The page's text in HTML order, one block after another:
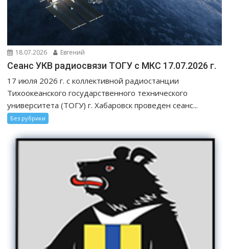
18.07.2026 Евгений
Сеанс УКВ радиосвязи ТОГУ с МКС 17.07.2026 г.
17 июля 2026 г. с коллективной радиостанции
Тихоокеанского государственного технического
университета (ТОГУ) г. Хабаровск проведен сеанс...
Без рубрики